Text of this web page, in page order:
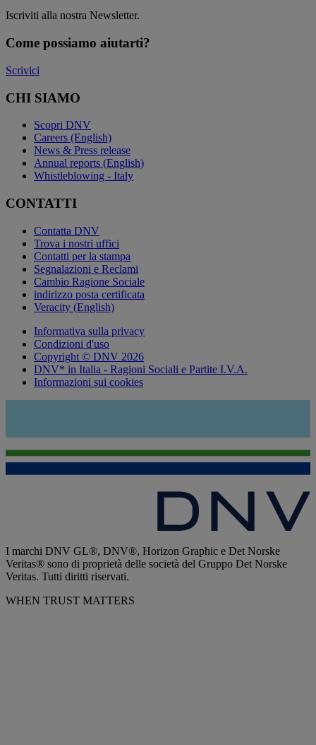
Iscriviti alla nostra Newsletter.
Come possiamo aiutarti?
Scrivici
CHI SIAMO
Scopri DNV
Careers (English)
News & Press release
Annual reports (English)
Whistleblowing - Italy
CONTATTI
Contatta DNV
Trova i nostri uffici
Contatti per la stampa
Segnalazioni e Reclami
Cambio Ragione Sociale
indirizzo posta certificata
Veracity (English)
Informativa sulla privacy
Condizioni d'uso
Copyright © DNV 2026
DNV* in Italia - Ragioni Sociali e Partite I.V.A.
Informazioni sui cookies
I marchi DNV GL®, DNV®, Horizon Graphic e Det Norske
Veritas® sono di proprietà delle società del Gruppo Det Norske
Veritas. Tutti diritti riservati.
WHEN TRUST MATTERS